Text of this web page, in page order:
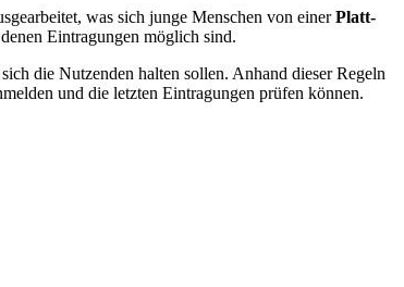
was sich jun­ge Men­schen von ei­nerPlatt­
Ein­tra­gun­gen mög­lich sind.
die Nut­zen­den hal­ten sol­len. An­hand die­ser Re­geln
und die letz­ten Ein­tra­gun­gen prü­fen kön­nen.